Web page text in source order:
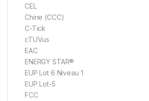
CEL
Chine (CCC)
C-Tick
cTUVus
EAC
ENERGY STAR®
EUP Lot 6 Niveau 1
EUP Lot-5
FCC